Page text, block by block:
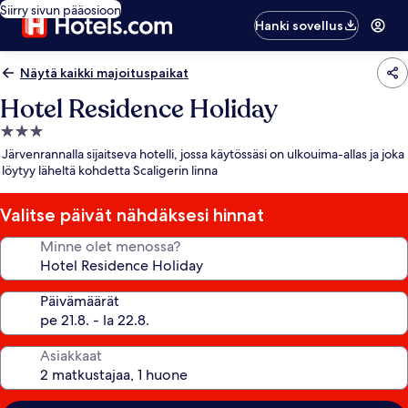
Siirry sivun pääosioon
Hanki sovellus
Näytä kaikki majoituspaikat
Hotel Residence Holiday
3.0
tähden
majoituspaikka
Järvenrannalla sijaitseva hotelli, jossa käytössäsi on ulkouima-allas ja joka
löytyy läheltä kohdetta Scaligerin linna
Valitse päivät nähdäksesi hinnat
Minne olet menossa?
Päivämäärät
Asiakkaat